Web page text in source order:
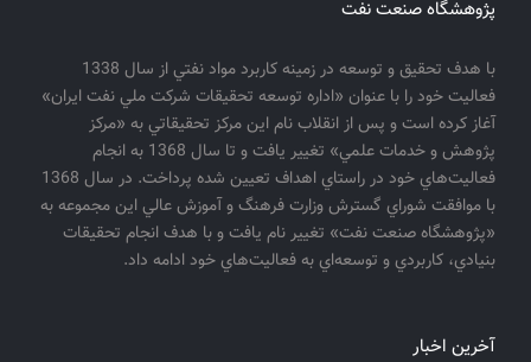
پژوهشگاه صنعت نفت
با هدف تحقيق و توسعه در زمينه كاربرد مواد نفتي از سال 1338
فعاليت خود را با عنوان «اداره توسعه تحقيقات شركت ملي نفت ايران»
آغاز كرده است و پس از انقلاب نام اين مركز تحقيقاتي به «مركز
پژوهش و خدمات علمي» تغيير يافت و تا سال 1368 به انجام
فعاليت‌هاي خود در راستاي اهداف تعيين شده پرداخت. در سال 1368
با موافقت شوراي گسترش وزارت فرهنگ و آموزش عالي اين مجموعه به
«پژوهشگاه صنعت نفت» تغيير نام يافت و با هدف انجام تحقيقات
بنيادي، كاربردي و توسعه‌اي به فعاليت‌هاي خود ادامه داد.
آخرین اخبار